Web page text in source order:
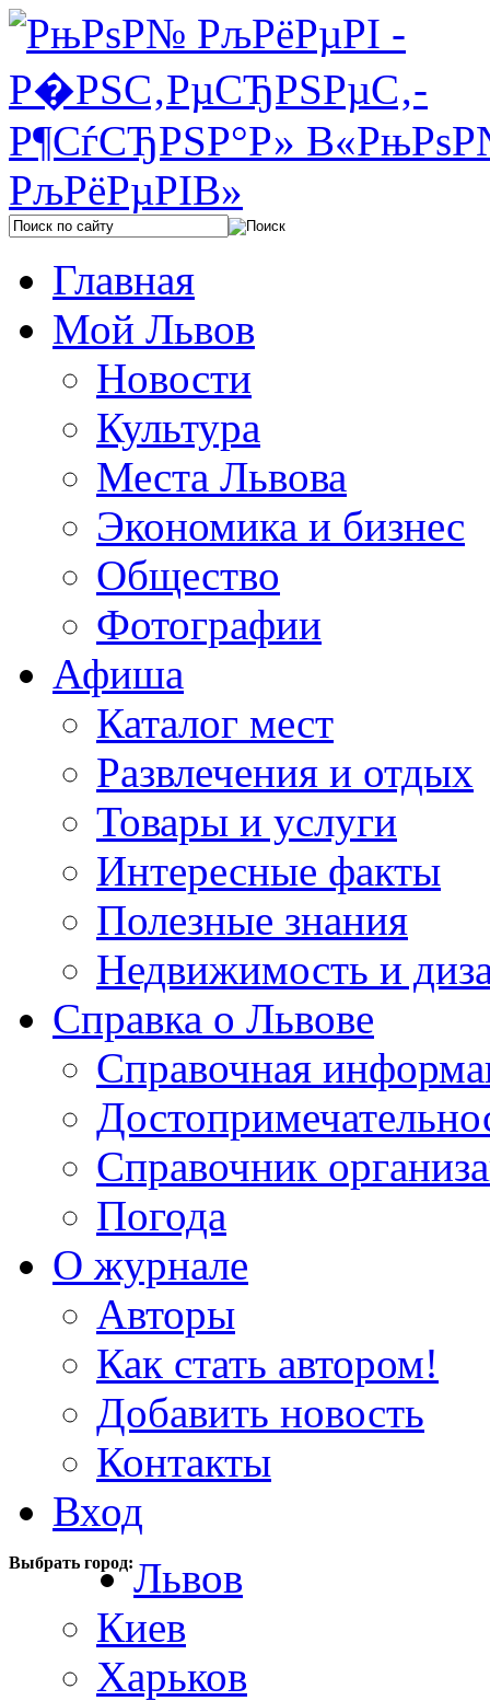
Главная
Мой Львов
Новости
Культура
Места Львова
Экономика и бизнес
Общество
Фотографии
Афиша
Каталог мест
Развлечения и отдых
Товары и услуги
Интересные факты
Полезные знания
Недвижимость и
Справка о Львове
Справочная
Справочник
Погода
О журнале
Авторы
Как стать автором!
Добавить новость
Контакты
Вход
Выбрать город:Львов
Киев
Харьков